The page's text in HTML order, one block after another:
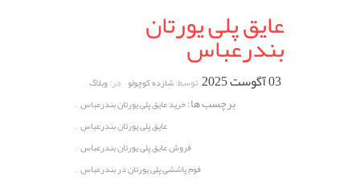
عایق پلی یورتان
بندرعباس
03 آگوست 2025 توسط:شازده کوچولو در:وبلاگ
برچسب ها:خرید عایق پلی یورتان بندرعباس ,
عایق پلی یورتان بندرعباس ,
فروش عایق پلی یورتان بندرعباس ,
فوم پاششی پلی یورتان در بندرعباس ,